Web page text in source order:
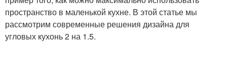
Г-образная планировка П-образная планировка
пространство в маленькой кухне. В этой статье мы
рассмотрим современные решения дизайна для
угловых кухонь 2 на 1.5.